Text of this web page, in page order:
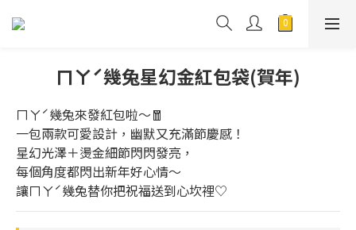
ㄇㄚˊ幾兔星幻金紅包袋(賀年)
ㄇㄚˊ幾兔來發紅包啦～🧧
一包兩款可愛設計，幽默又充滿節慶感！
星幻光澤＋燙金細節閃閃發亮，
每個角度都閃出新年好心情～
讓ㄇㄚˊ幾兔替你把祝福送到心坎裡♡